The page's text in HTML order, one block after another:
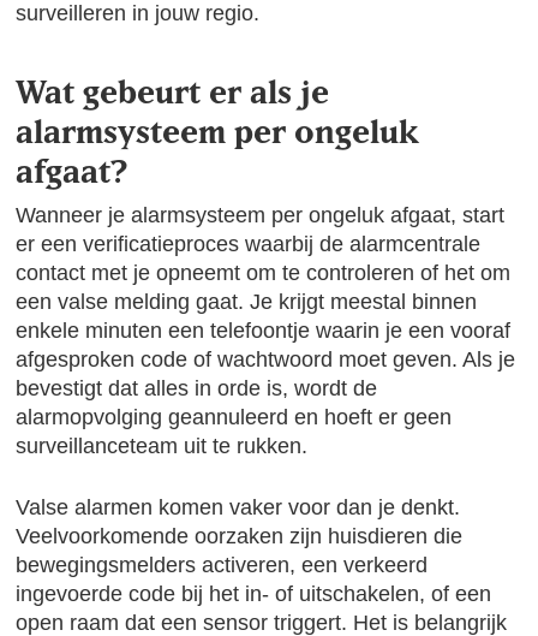
surveilleren in jouw regio.
Wat gebeurt er als je
alarmsysteem per ongeluk
afgaat?
Wanneer je alarmsysteem per ongeluk afgaat, start
er een verificatieproces waarbij de alarmcentrale
contact met je opneemt om te controleren of het om
een valse melding gaat. Je krijgt meestal binnen
enkele minuten een telefoontje waarin je een vooraf
afgesproken code of wachtwoord moet geven. Als je
bevestigt dat alles in orde is, wordt de
alarmopvolging geannuleerd en hoeft er geen
surveillanceteam uit te rukken.
Valse alarmen komen vaker voor dan je denkt.
Veelvoorkomende oorzaken zijn huisdieren die
bewegingsmelders activeren, een verkeerd
ingevoerde code bij het in- of uitschakelen, of een
open raam dat een sensor triggert. Het is belangrijk